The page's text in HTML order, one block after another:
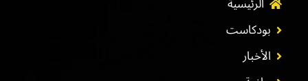
بودكاست
الأخبار